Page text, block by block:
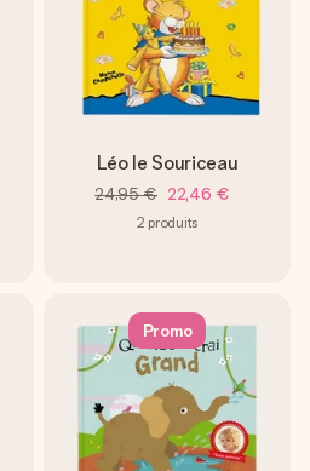
Léo le Souriceau
24,95 € 22,46 €
2 produits
Promo